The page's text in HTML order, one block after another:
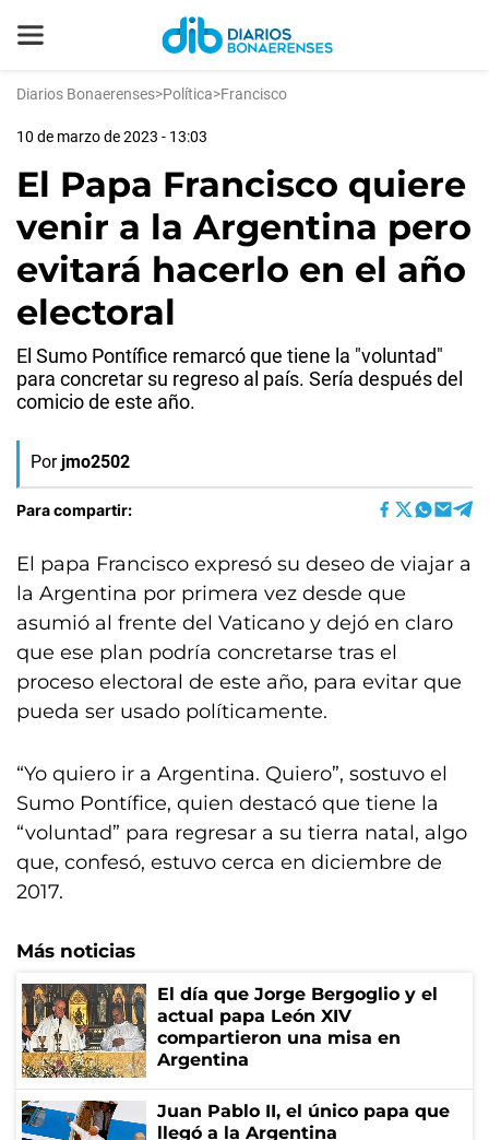
Diarios Bonaerenses>Política>Francisco
10 de marzo de 2023 - 13:03
El Papa Francisco quiere
venir a la Argentina pero
evitará hacerlo en el año
electoral
El Sumo Pontífice remarcó que tiene la "voluntad"
para concretar su regreso al país. Sería después del
comicio de este año.
Por jmo2502
Para compartir:
El papa Francisco expresó su deseo de viajar a
la Argentina por primera vez desde que
asumió al frente del Vaticano y dejó en claro
que ese plan podría concretarse tras el
proceso electoral de este año, para evitar que
pueda ser usado políticamente.
“Yo quiero ir a Argentina. Quiero”, sostuvo el
Sumo Pontífice, quien destacó que tiene la
“voluntad” para regresar a su tierra natal, algo
que, confesó, estuvo cerca en diciembre de
2017.
Más noticias
El día que Jorge Bergoglio y el
actual papa León XIV
compartieron una misa en
Argentina
Juan Pablo II, el único papa que
llegó a la Argentina